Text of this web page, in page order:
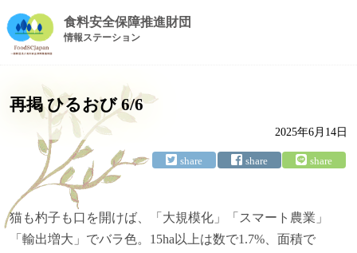
食料安全保障推進財団
情報ステーション
再掲 ひるおび 6/6
2025年6月14日
猫も杓子も口を開けば、「大規模化」「スマート農業」
「輸出増大」でバラ色。15ha以上は数で1.7%、面積で